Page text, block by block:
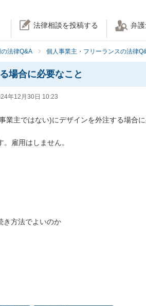
法律相談を投稿する 弁
法律Q&A 個人事業主・フリーランスの法律
場合に必要なこと
年12月30日 10:23
業主ではない)にデザインを外注する場合
雇用はしません。
き方法でよいのか